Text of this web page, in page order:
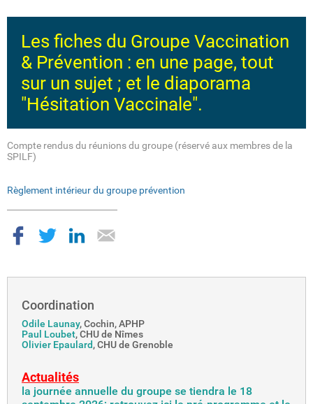
Les fiches du Groupe Vaccination
& Prévention : en une page, tout
sur un sujet ; et le diaporama
"Hésitation Vaccinale".
Compte rendus du réunions du groupe (réservé aux membres de la
SPILF)
Règlement intérieur du groupe prévention
Coordination
Odile Launay, Cochin, APHP
Paul Loubet, CHU de Nîmes
Olivier Epaulard, CHU de Grenoble
Actualités
la journée annuelle du groupe se tiendra le 18